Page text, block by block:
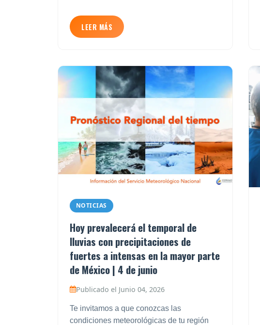
LEER MÁS
NOTICIAS
Hoy prevalecerá el temporal de
lluvias con precipitaciones de
fuertes a intensas en la mayor parte
de México | 4 de junio
Publicado el Junio 04, 2026
Te invitamos a que conozcas las
condiciones meteorológicas de tu región